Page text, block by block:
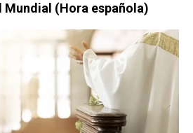
Mundial (Hora española)